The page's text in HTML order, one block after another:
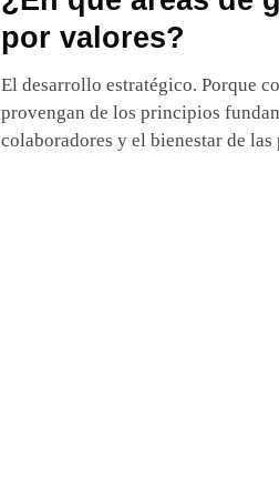
por valores?
El desarrollo estratégico. Porque
provengan de los principios
colaboradores y el bienestar de